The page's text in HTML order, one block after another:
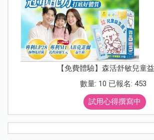
【免費體驗】森活舒敏兒童
數量: 10 已報名: 453
試用心得撰寫中